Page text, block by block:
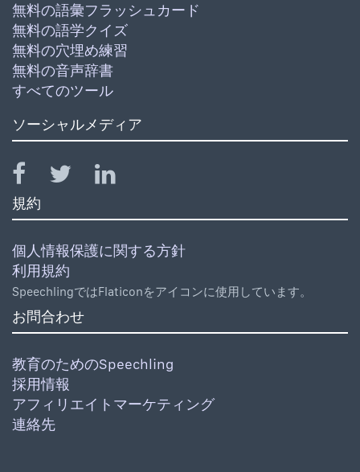
無料の語彙フラッシュカード
無料の語学クイズ
無料の穴埋め練習
無料の音声辞書
すべてのツール
ソーシャルメディア
規約
個人情報保護に関する方針
利用規約
SpeechlingではFlaticonをアイコンに使用しています。
お問合わせ
教育のためのSpeechling
採用情報
アフィリエイトマーケティング
連絡先